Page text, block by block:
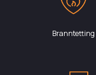
Branntetting